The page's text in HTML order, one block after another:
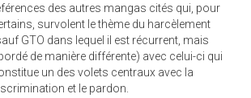
des autres mangas cités qui, pour
survolent le thème du harcèlement
GTO dans lequel il est récurrent, mais
de manière différente) avec celui-ci qui
un des volets centraux avec la
et le pardon.